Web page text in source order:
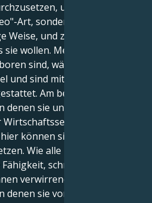
und zwar nicht
Art, sondern auch auf eine
und zwar so lange,
wollen. Menschen, die im
sind, wählen immer den
und sind mit großer
Am besten gedeihen
sie unabhängig sein
passt zu
können sie ihren Mut und
Wie alle Raubkatzen
schnell zu
verwirrende Situationen
sie von ihrem